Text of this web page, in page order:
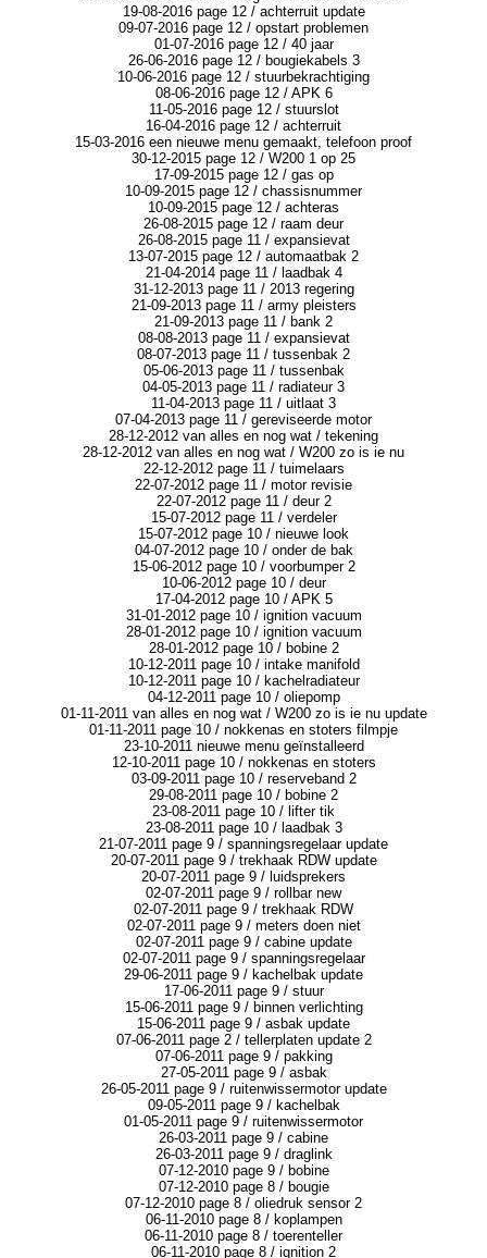
19-08-2016 page 12 / achterruit update
09-07-2016 page 12 / opstart problemen
01-07-2016 page 12 / 40 jaar
26-06-2016 page 12 / bougiekabels 3
10-06-2016 page 12 / stuurbekrachtiging
08-06-2016 page 12 / APK 6
11-05-2016 page 12 / stuurslot
16-04-2016 page 12 / achterruit
15-03-2016 een nieuwe menu gemaakt, telefoon proof
30-12-2015 page 12 / W200 1 op 25
17-09-2015 page 12 / gas op
10-09-2015 page 12 / chassisnummer
10-09-2015 page 12 / achteras
26-08-2015 page 12 / raam deur
26-08-2015 page 11 / expansievat
13-07-2015 page 12 / automaatbak 2
21-04-2014 page 11 / laadbak 4
31-12-2013 page 11 / 2013 regering
21-09-2013 page 11 / army pleisters
21-09-2013 page 11 / bank 2
08-08-2013 page 11 / expansievat
08-07-2013 page 11 / tussenbak 2
05-06-2013 page 11 / tussenbak
04-05-2013 page 11 / radiateur 3
11-04-2013 page 11 / uitlaat 3
07-04-2013 page 11 / gereviseerde motor
28-12-2012 van alles en nog wat / tekening
28-12-2012 van alles en nog wat / W200 zo is ie nu
22-12-2012 page 11 / tuimelaars
22-07-2012 page 11 / motor revisie
22-07-2012 page 11 / deur 2
15-07-2012 page 11 / verdeler
15-07-2012 page 10 / nieuwe look
04-07-2012 page 10 / onder de bak
15-06-2012 page 10 / voorbumper 2
10-06-2012 page 10 / deur
17-04-2012 page 10 / APK 5
31-01-2012 page 10 / ignition vacuum
28-01-2012 page 10 / ignition vacuum
28-01-2012 page 10 / bobine 2
10-12-2011 page 10 / intake manifold
10-12-2011 page 10 / kachelradiateur
04-12-2011 page 10 / oliepomp
01-11-2011 van alles en nog wat / W200 zo is ie nu update
01-11-2011 page 10 / nokkenas en stoters filmpje
23-10-2011 nieuwe menu geïnstalleerd
12-10-2011 page 10 / nokkenas en stoters
03-09-2011 page 10 / reserveband 2
29-08-2011 page 10 / bobine 2
23-08-2011 page 10 / lifter tik
23-08-2011 page 10 / laadbak 3
21-07-2011 page 9 / spanningsregelaar update
20-07-2011 page 9 / trekhaak RDW update
20-07-2011 page 9 / luidsprekers
02-07-2011 page 9 / rollbar new
02-07-2011 page 9 / trekhaak RDW
02-07-2011 page 9 / meters doen niet
02-07-2011 page 9 / cabine update
02-07-2011 page 9 / spanningsregelaar
29-06-2011 page 9 / kachelbak update
17-06-2011 page 9 / stuur
15-06-2011 page 9 / binnen verlichting
15-06-2011 page 9 / asbak update
07-06-2011 page 2 / tellerplaten update 2
07-06-2011 page 9 / pakking
27-05-2011 page 9 / asbak
26-05-2011 page 9 / ruitenwissermotor update
09-05-2011 page 9 / kachelbak
01-05-2011 page 9 / ruitenwissermotor
26-03-2011 page 9 / cabine
26-03-2011 page 9 / draglink
07-12-2010 page 9 / bobine
07-12-2010 page 8 / bougie
07-12-2010 page 8 / oliedruk sensor 2
06-11-2010 page 8 / koplampen
06-11-2010 page 8 / toerenteller
06-11-2010 page 8 / ignition 2